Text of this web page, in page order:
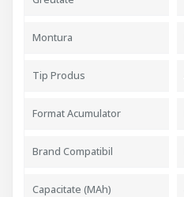
Montura
Tip Produs
Format Acumulator
Brand Compatibil
Capacitate (mAh)